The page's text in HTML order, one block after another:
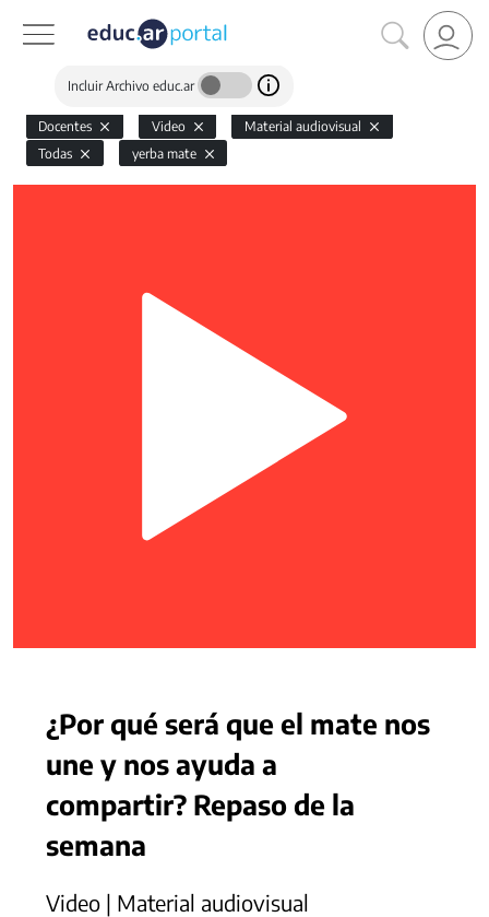
Incluir Archivo educ.ar
Docentes Video
Material audiovisual
Todas
yerba mate
¿Por qué será que el mate nos
une y nos ayuda a
compartir? Repaso de la
semana
Video | Material audiovisual